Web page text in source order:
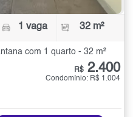
1 vaga 32 m²
com 1 quarto - 32 m²
R$ 2.400
Condomínio: R$ 1.004